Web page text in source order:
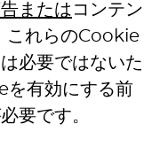
または コンテン
これらのCookie
必要ではないた
を有効にする前
要です。